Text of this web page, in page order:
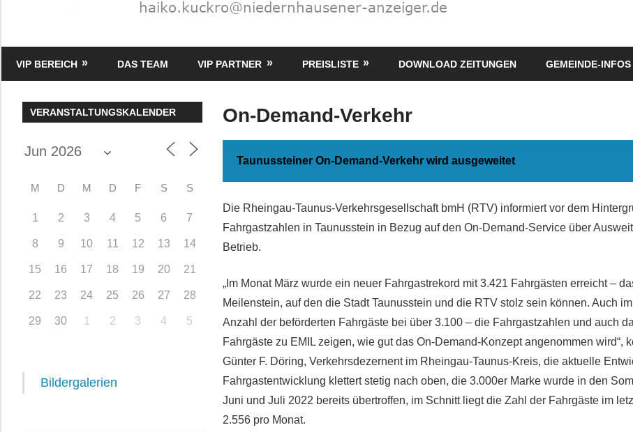
–
Media
VIP BEREICH DAS TEAM VIP PARTNER PREISLISTE DOWNLOAD ZEITUNGEN GEMEINDE-INFOS
On-Demand-Verkehr
Taunussteiner On-Demand-Verkehr wird ausgeweitet
Die Rheingau-Taunus-Verkehrsgesellschaft bmH (RTV) informiert vor dem
Fahrgastzahlen in Taunusstein in Bezug auf den On-Demand-Service über
Betrieb.
„Im Monat März wurde ein neuer Fahrgastrekord mit 3.421 Fahrgästen erreicht –
Meilenstein, auf den die Stadt Taunusstein und die RTV stolz sein können. Auch
Anzahl der beförderten Fahrgäste bei über 3.100 – die Fahrgastzahlen und auch
Fahrgäste zu EMIL zeigen, wie gut das On-Demand-Konzept angenommen wird“,
Günter F. Döring, Verkehrsdezernent im Rheingau-Taunus-Kreis, die aktuelle
Fahrgastentwicklung klettert stetig nach oben, die 3.000er Marke wurde in den
Juni und Juli 2022 bereits übertroffen, im Schnitt liegt die Zahl der Fahrgäste im
2.556 pro Monat.
VERANSTALTUNGSKALENDER
M D M D F S S
1 2 3 4 5 6 7
8 9 10 11 12 13 14
15 16 17 18 19 20 21
22 23 24 25 26 27 28
29 30 1 2 3 4 5
Bildergalerien